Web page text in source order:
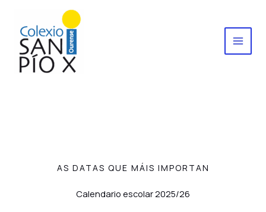
contenido
AS DATAS QUE MÁIS IMPORTAN
Calendario escolar 2025/26